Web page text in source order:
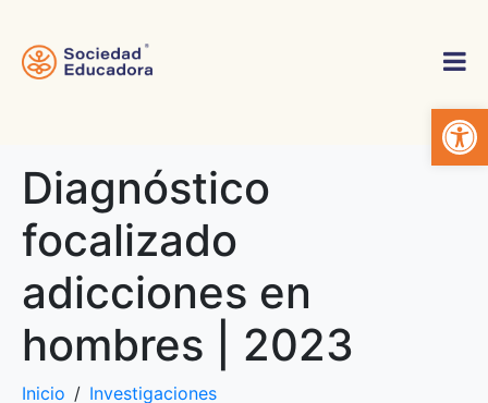
Abrir
Diagnóstico
focalizado
adicciones en
hombres | 2023
Inicio
Investigaciones